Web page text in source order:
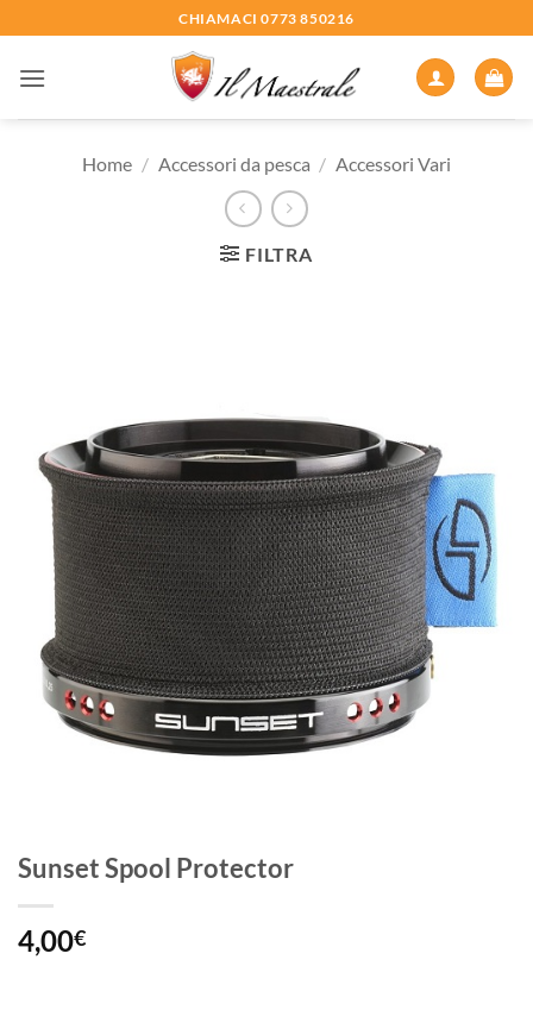
ai
contenuti
CHIAMACI 0773 850216
Home / Accessori da pesca / Accessori Vari
FILTRA
Sunset Spool Protector
4,00€